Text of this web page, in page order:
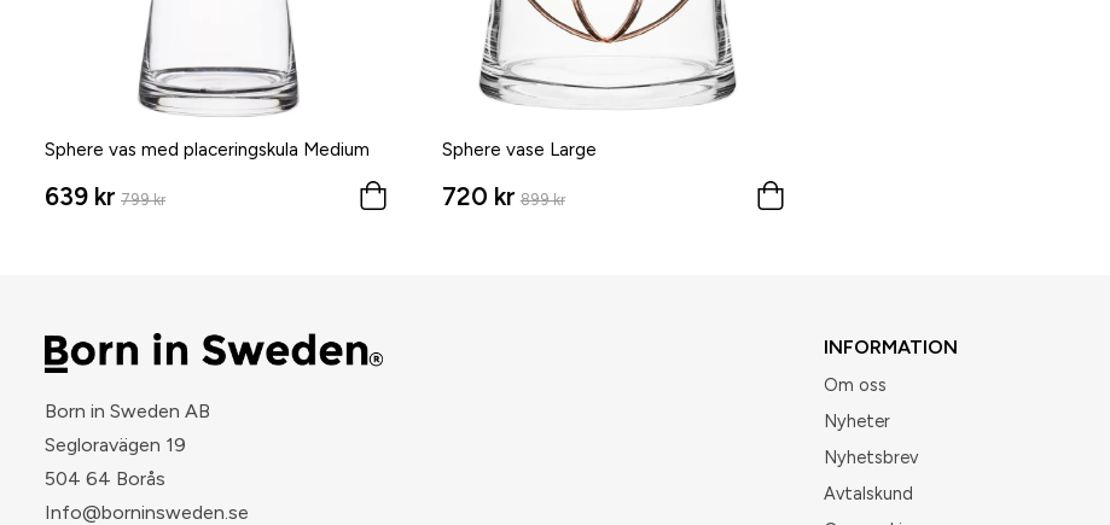
Sphere vas med placeringskula Medium
639 kr 799 kr
Sphere vase Large
720 kr 899 kr
Born in Sweden AB
Segloravägen 19
504 64 Borås
​Info@borninsweden.se
INFORMATION
Om oss
Nyheter
Nyhetsbrev
Avtalskund